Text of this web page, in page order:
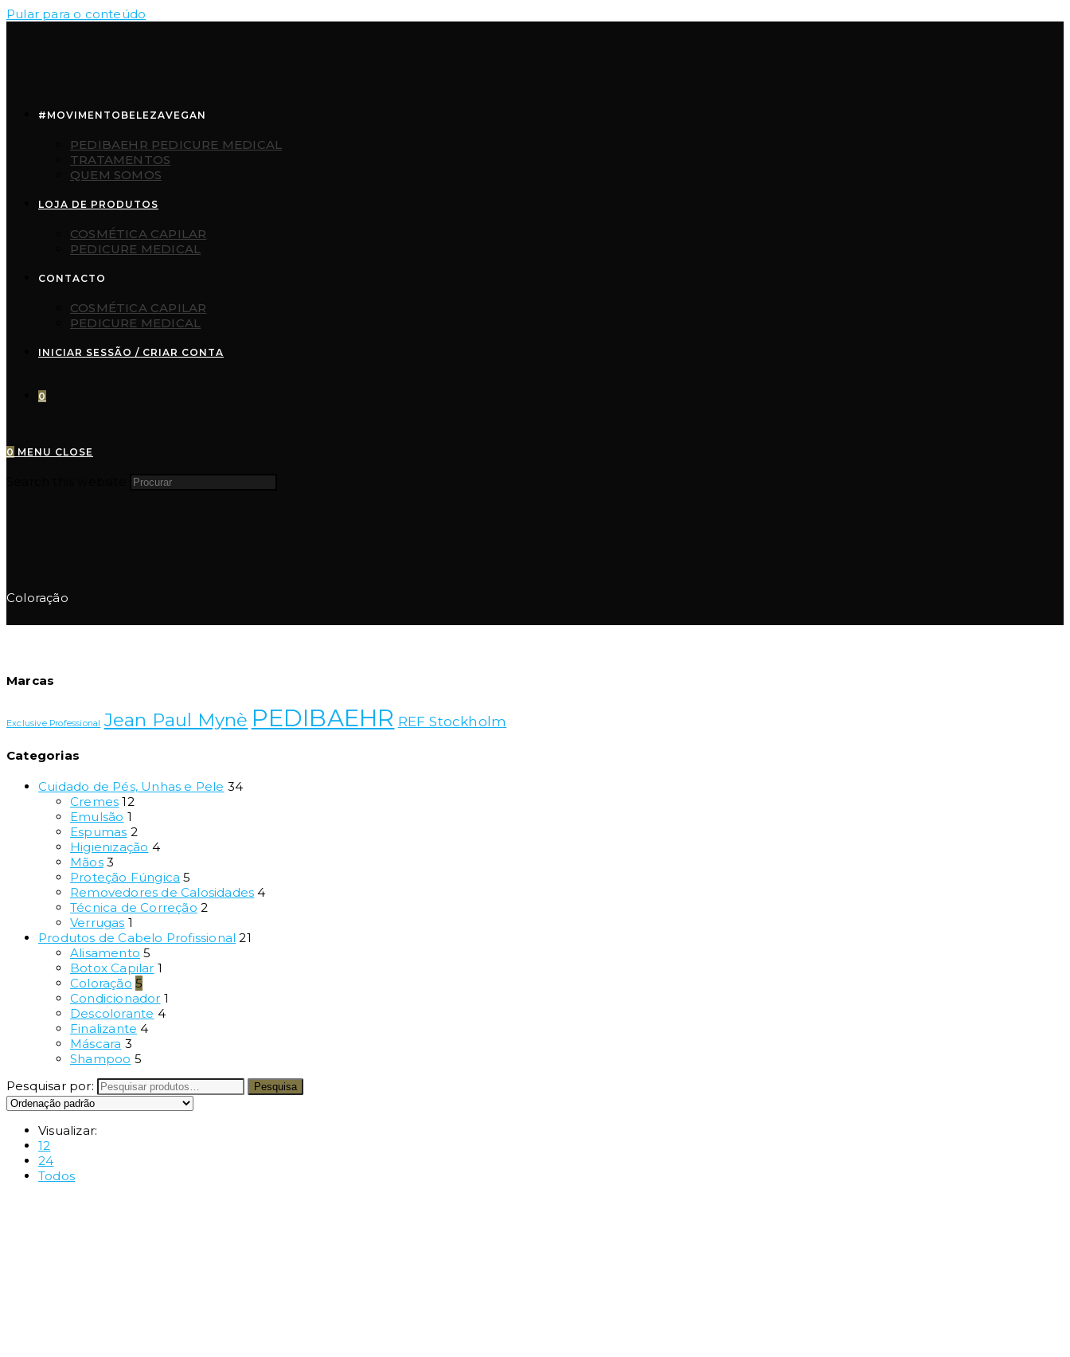
Pular para o conteúdo
#MOVIMENTOBELEZAVEGAN
PEDIBAEHR PEDICURE MEDICAL
TRATAMENTOS
QUEM SOMOS
LOJA DE PRODUTOS
COSMÉTICA CAPILAR
PEDICURE MEDICAL
CONTACTO
COSMÉTICA CAPILAR
PEDICURE MEDICAL
INICIAR SESSÃO / CRIAR CONTA
0
0 MENU CLOSE
Coloração
Marcas
Exclusive Professional Jean Paul Mynè PEDIBAEHR REF Stockholm
Categorias
Cuidado de Pés, Unhas e Pele 34
Cremes 12
Emulsão 1
Espumas 2
Higienização 4
Mãos 3
Proteção Fúngica 5
Removedores de Calosidades 4
Técnica de Correção 2
Verrugas 1
Produtos de Cabelo Profissional 21
Alisamento 5
Botox Capilar 1
Coloração 5
Condicionador 1
Descolorante 4
Finalizante 4
Máscara 3
Shampoo 5
Pesquisar por:
Pesquisa
Visualizar:
12
24
Todos